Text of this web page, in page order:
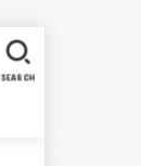
SEARCH